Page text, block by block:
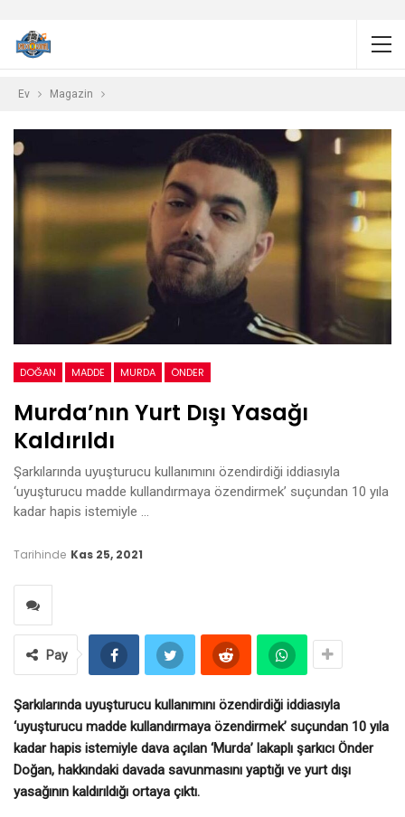
Ev Magazin
DOĞAN MADDE MURDA ÖNDER
Murda’nın Yurt Dışı Yasağı
Kaldırıldı
Şarkılarında uyuşturucu kullanımını özendirdiği iddiasıyla
‘uyuşturucu madde kullandırmaya özendirmek’ suçundan 10 yıla
kadar hapis istemiyle …
Tarihinde Kas 25, 2021
Pay
Şarkılarında uyuşturucu kullanımını özendirdiği iddiasıyla
‘uyuşturucu madde kullandırmaya özendirmek’ suçundan 10 yıla
kadar hapis istemiyle dava açılan ‘Murda’ lakaplı şarkıcı Önder
Doğan, hakkındaki davada savunmasını yaptığı ve yurt dışı
yasağının kaldırıldığı ortaya çıktı.